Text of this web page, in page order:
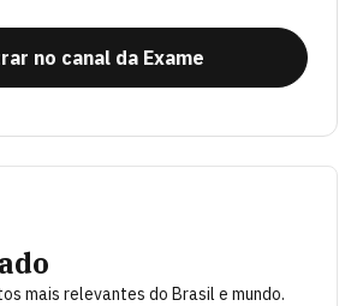
no canal da Exame
mais relevantes do Brasil e mundo.